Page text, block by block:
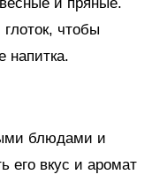
чтобы
напитка.
блюдами и
его вкус и аромат